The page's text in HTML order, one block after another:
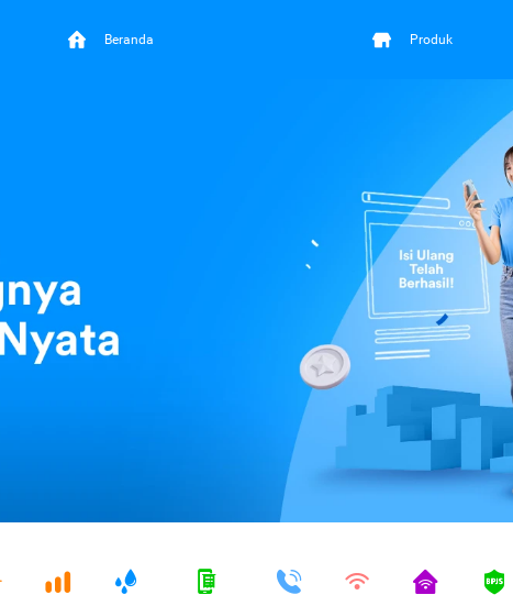
Beranda Produk